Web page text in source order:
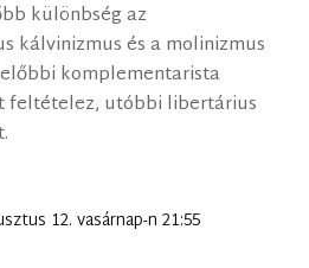
különbség az
kálvinizmus és a molinizmus
komplementarista
feltételez, utóbbi libertárius
12. vasárnap-n 21:55